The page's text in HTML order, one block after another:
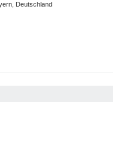
Deutschland